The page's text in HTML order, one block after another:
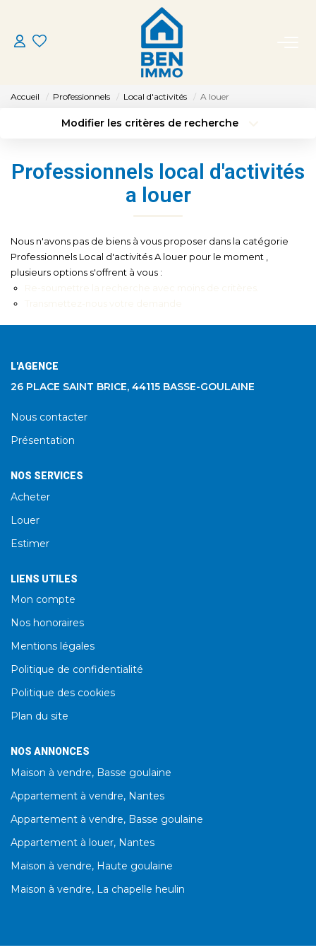
ACHETER
MON AGENCE
CONTACT
Accueil Professionnels Local d'activités A louer
Modifier les critères de recherche
Sélectionnez...
Type de bien
Surface min
Créer une alerte
Professionnels local d'activités
a louer
Nous n'avons pas de biens à vous proposer dans la catégorie
Professionnels Local d'activités A louer pour le moment ,
plusieurs options s'offrent à vous :
L'AGENCE
26 PLACE SAINT BRICE, 44115 BASSE-GOULAINE
Nous contacter
Présentation
NOS SERVICES
Acheter
Louer
Estimer
LIENS UTILES
Mon compte
Nos honoraires
Mentions légales
Politique de confidentialité
Politique des cookies
Plan du site
NOS ANNONCES
Maison à vendre, Basse goulaine
Appartement à vendre, Nantes
Appartement à vendre, Basse goulaine
Appartement à louer, Nantes
Maison à vendre, Haute goulaine
Maison à vendre, La chapelle heulin